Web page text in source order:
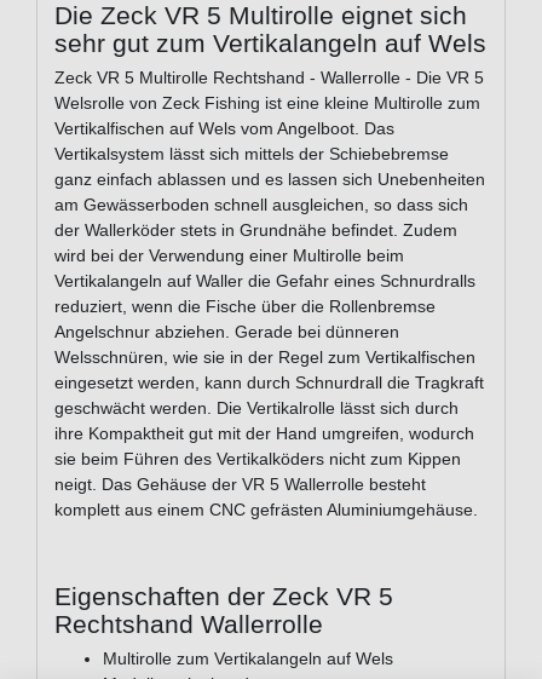
Die Zeck VR 5 Multirolle eignet sich
sehr gut zum Vertikalangeln auf Wels
Zeck VR 5 Multirolle Rechtshand - Wallerrolle - Die VR 5
Welsrolle von Zeck Fishing ist eine kleine Multirolle zum
Vertikalfischen auf Wels vom Angelboot. Das
Vertikalsystem lässt sich mittels der Schiebebremse
ganz einfach ablassen und es lassen sich Unebenheiten
am Gewässerboden schnell ausgleichen, so dass sich
der Wallerköder stets in Grundnähe befindet. Zudem
wird bei der Verwendung einer Multirolle beim
Vertikalangeln auf Waller die Gefahr eines Schnurdralls
reduziert, wenn die Fische über die Rollenbremse
Angelschnur abziehen. Gerade bei dünneren
Welsschnüren, wie sie in der Regel zum Vertikalfischen
eingesetzt werden, kann durch Schnurdrall die Tragkraft
geschwächt werden. Die Vertikalrolle lässt sich durch
ihre Kompaktheit gut mit der Hand umgreifen, wodurch
sie beim Führen des Vertikalköders nicht zum Kippen
neigt. Das Gehäuse der VR 5 Wallerrolle besteht
komplett aus einem CNC gefrästen Aluminiumgehäuse.
Eigenschaften der Zeck VR 5
Rechtshand Wallerrolle
Multirolle zum Vertikalangeln auf Wels